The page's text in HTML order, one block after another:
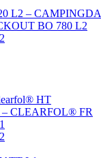
L2 –
BO 780 L2
HT
– CLEARFOL® FR